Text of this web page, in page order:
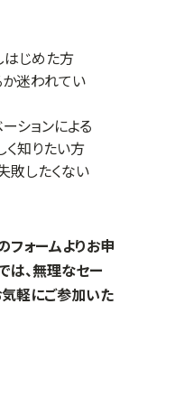
はじめた方
迷われてい
ションによる
く知りたい方
敗したくない
フォームよりお申
は、無理なセー
気軽にご参加いた